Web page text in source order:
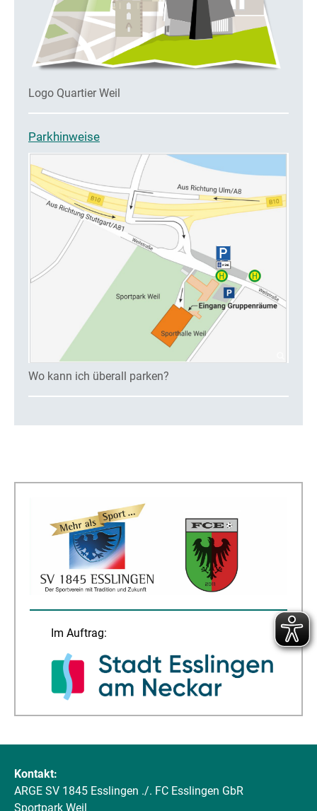
Logo Quartier Weil
Parkhinweise
Wo kann ich überall parken?
Im Auftrag:
Kontakt:
ARGE SV 1845 Esslingen ./. FC Esslingen GbR
Sportpark Weil